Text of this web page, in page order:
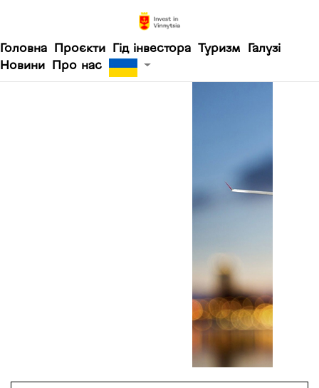
Головна Проєкти Гід інвестора Туризм
Галузі
Новини
Про нас